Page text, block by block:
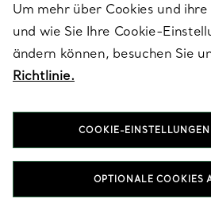
RECHTLICHE HINWEISE
FOLGEN SIE UNS
T&Co.
Um mehr über Cookies und
und wie Sie Ihre Cookie-
ändern können, besuchen Sie
Richtlinie.
COOKIE-EINSTELLUNGEN
OPTIONALE COOKIES